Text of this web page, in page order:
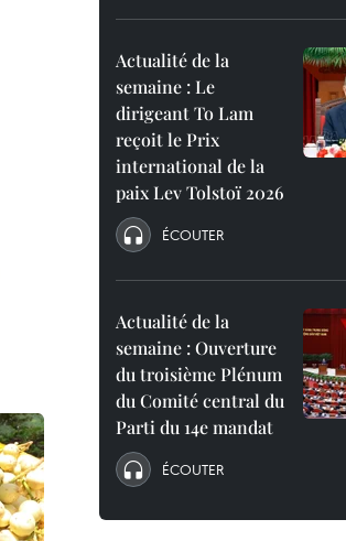
Actualité de la
semaine : Le
dirigeant To Lam
reçoit le Prix
international de la
paix Lev Tolstoï 2026
ÉCOUTER
Actualité de la
semaine : Ouverture
du troisième Plénum
du Comité central du
Parti du 14e mandat
ÉCOUTER